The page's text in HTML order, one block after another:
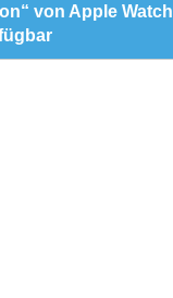
von Apple Watch